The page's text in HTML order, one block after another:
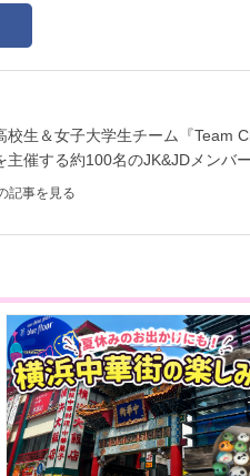
校生＆女子大学生チーム『Team
主催する約100名のJK&JDメンバ
記事を見る